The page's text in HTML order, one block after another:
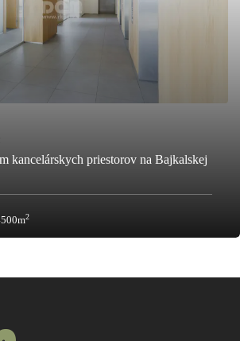
kancelárskych priestorov na Bajkalskej
2